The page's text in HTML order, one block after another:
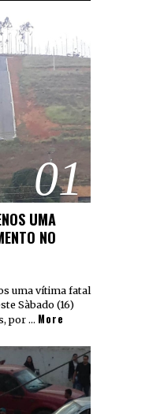
01
UMA
NO
uma vítima fatal
Sàbado (16)
por … More